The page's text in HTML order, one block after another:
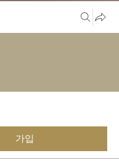
가입